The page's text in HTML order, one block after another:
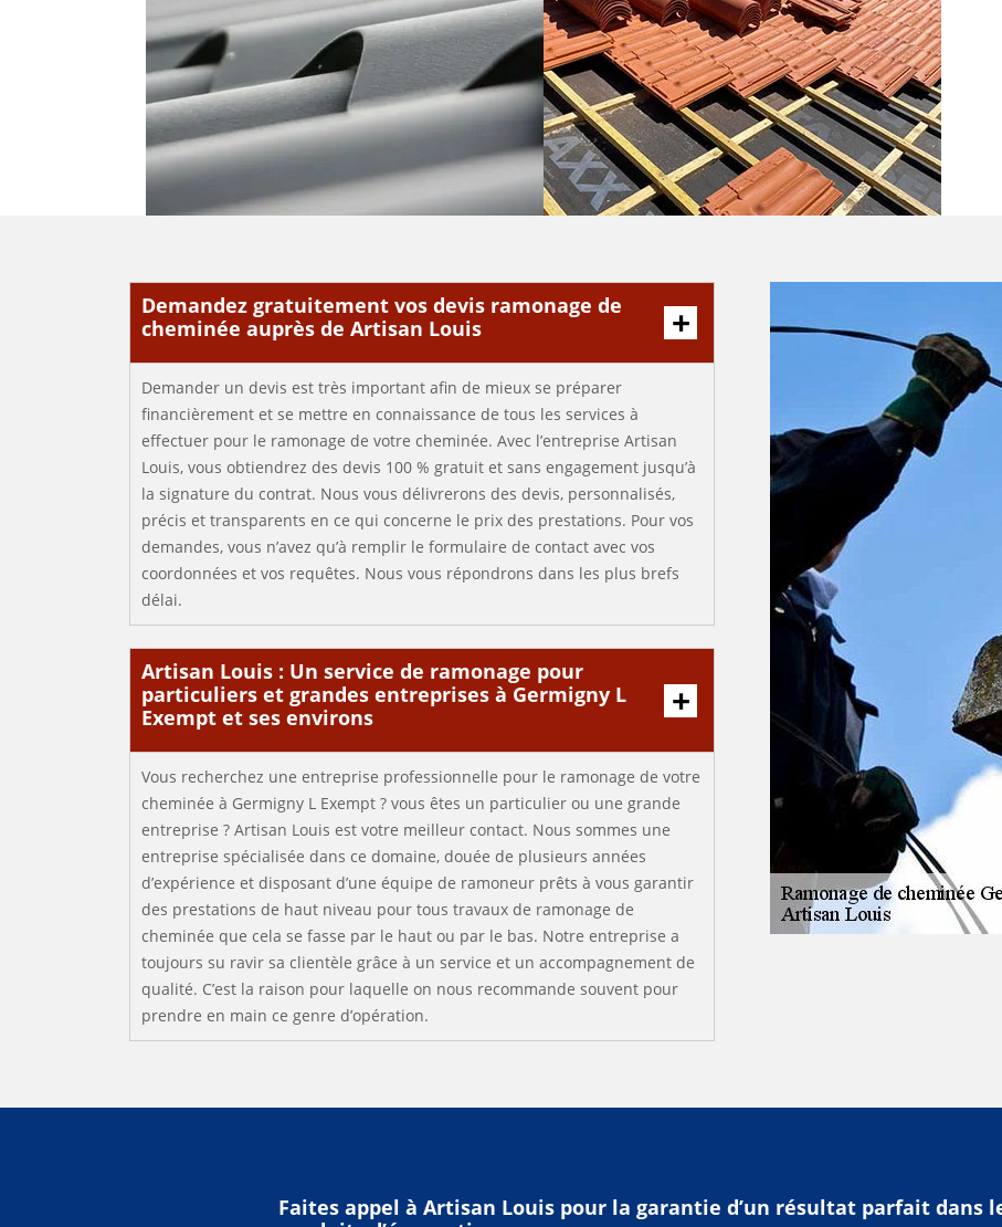
Demandez gratuitement vos devis ramonage de
cheminée auprès de Artisan Louis
Demander un devis est très important afin de mieux se préparer
financièrement et se mettre en connaissance de tous les services à
effectuer pour le ramonage de votre cheminée. Avec l’entreprise Artisan
Louis, vous obtiendrez des devis 100 % gratuit et sans engagement jusqu’à
la signature du contrat. Nous vous délivrerons des devis, personnalisés,
précis et transparents en ce qui concerne le prix des prestations. Pour vos
demandes, vous n’avez qu’à remplir le formulaire de contact avec vos
coordonnées et vos requêtes. Nous vous répondrons dans les plus brefs
délai.
Artisan Louis : Un service de ramonage pour
particuliers et grandes entreprises à Germigny L
Exempt et ses environs
Vous recherchez une entreprise professionnelle pour le ramonage de votre
cheminée à Germigny L Exempt ? vous êtes un particulier ou une grande
entreprise ? Artisan Louis est votre meilleur contact. Nous sommes une
entreprise spécialisée dans ce domaine, douée de plusieurs années
d’expérience et disposant d’une équipe de ramoneur prêts à vous garantir
des prestations de haut niveau pour tous travaux de ramonage de
cheminée que cela se fasse par le haut ou par le bas. Notre entreprise a
toujours su ravir sa clientèle grâce à un service et un accompagnement de
qualité. C’est la raison pour laquelle on nous recommande souvent pour
prendre en main ce genre d’opération.
Faites appel à Artisan Louis pour la garantie d’un résultat parfait dans